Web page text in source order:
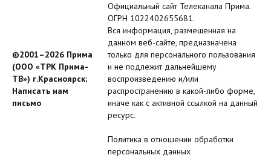
©2001–2026 Прима
(ООО «ТРК Прима-
ТВ») г.Красноярск;
Написать нам
письмо
Официальный сайт Телеканала Прима.
ОГРН 1022402655681.
Вся информация, размещенная на
данном веб-сайте, предназначена
только для персонального пользования
и не подлежит дальнейшему
воспроизведению и/или
распространению в какой-либо форме,
иначе как с активной ссылкой на данный
ресурс.
Политика в отношении обработки
персональных данных